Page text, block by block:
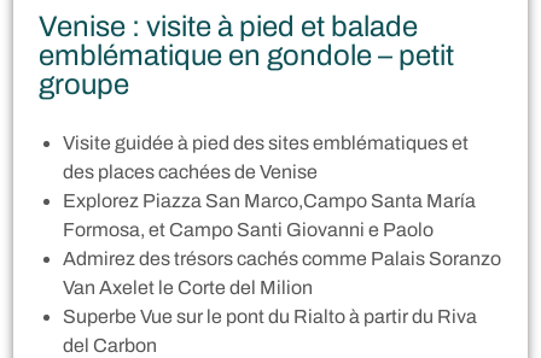
Venise : visite à pied et balade
emblématique en gondole – petit
groupe
Visite guidée à pied des sites emblématiques et
des places cachées de Venise
Explorez Piazza San Marco,Campo Santa María
Formosa, et Campo Santi Giovanni e Paolo
Admirez des trésors cachés comme Palais Soranzo
Van Axelet le Corte del Milion
Superbe Vue sur le pont du Rialto à partir du Riva
del Carbon